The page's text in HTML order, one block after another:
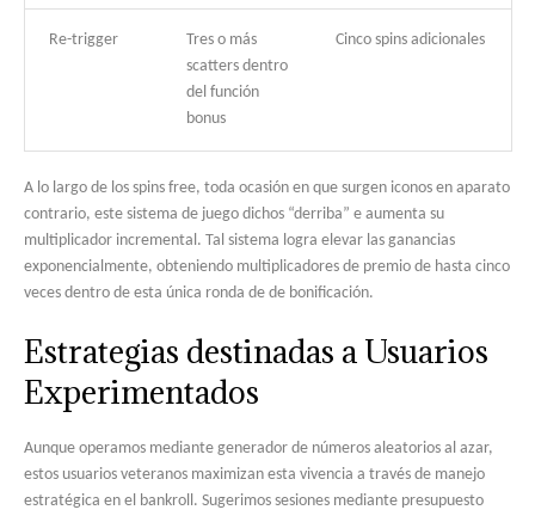
Re-trigger
Tres o más
scatters dentro
del función
bonus
Cinco spins adicionales
A lo largo de los spins free, toda ocasión en que surgen iconos en aparato
contrario, este sistema de juego dichos “derriba” e aumenta su
multiplicador incremental. Tal sistema logra elevar las ganancias
exponencialmente, obteniendo multiplicadores de premio de hasta cinco
veces dentro de esta única ronda de de bonificación.
Estrategias destinadas a Usuarios
Experimentados
Aunque operamos mediante generador de números aleatorios al azar,
estos usuarios veteranos maximizan esta vivencia a través de manejo
estratégica en el bankroll. Sugerimos sesiones mediante presupuesto